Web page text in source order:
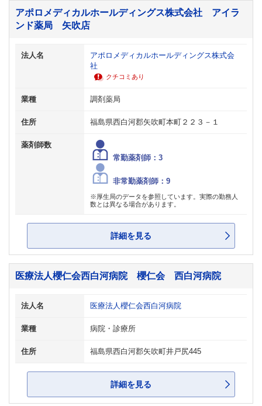
アポロメディカルホールディングス株式会社 アイラ
ンド薬局 矢吹店
法人名
アポロメディカルホールディングス株式会
社
クチコミあり
業種 調剤薬局
住所 福島県西白河郡矢吹町本町２２３－１
薬剤師数
常勤薬剤師：3
非常勤薬剤師：9
※厚生局のデータを参照しています。実際の勤務人
数とは異なる場合があります。
詳細を見る
医療法人櫻仁会西白河病院 櫻仁会 西白河病院
法人名 医療法人櫻仁会西白河病院
業種 病院・診療所
住所 福島県西白河郡矢吹町井戸尻445
詳細を見る